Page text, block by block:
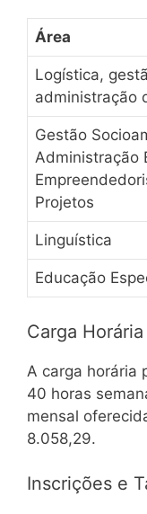
Área
Logística,
administração
Gestão
Administração
Projetos
Linguística
Educação
Carga
A carga horária
40 horas
mensal
8.058,29.
Inscrições e